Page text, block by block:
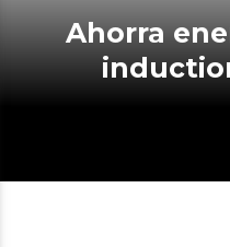
Ahorra energía con “Full